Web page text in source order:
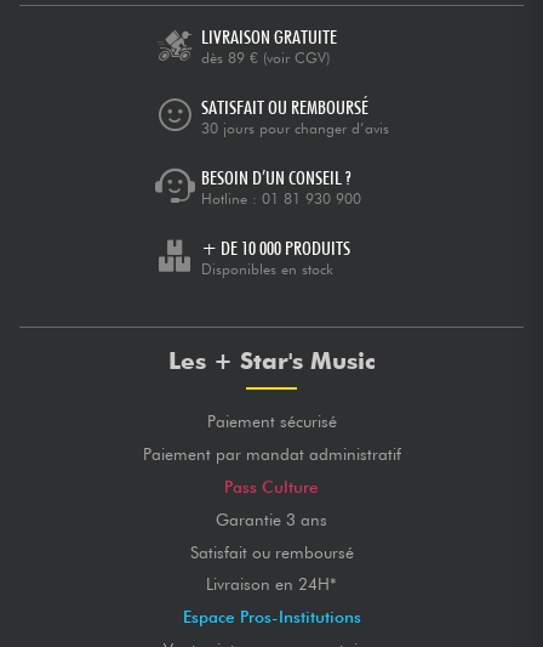
LIVRAISON GRATUITE
dès 89 € (voir CGV)
SATISFAIT OU REMBOURSÉ
30 jours pour changer d’avis
BESOIN D’UN CONSEIL ?
Hotline : 01 81 930 900
+ DE 10 000 PRODUITS
Disponibles en stock
Les + Star's Music
Paiement sécurisé
Paiement par mandat administratif
Pass Culture
Garantie 3 ans
Satisfait ou remboursé
Livraison en 24H*
Espace Pros-Institutions